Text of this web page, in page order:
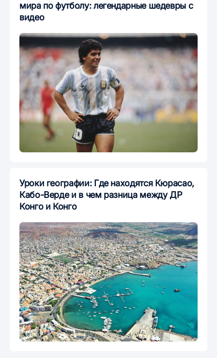
мира по футболу: легендарные шедевры с
видео
Уроки географии: Где находятся Кюрасао,
Кабо-Верде и в чем разница между ДР
Конго и Конго